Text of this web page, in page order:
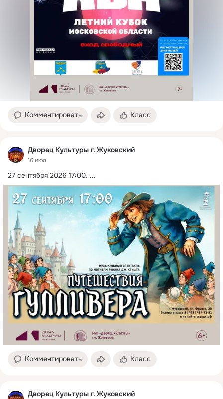
Комментировать Класс
Дворец Культуры г. Жуковский
16 июл
27 сентября 2026 17:00. ...
Комментировать Класс
Дворец Культуры г. Жуковский